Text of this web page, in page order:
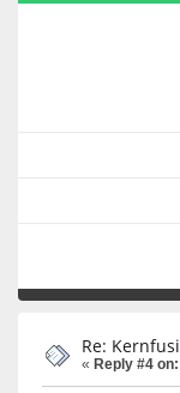
Re:
« Reply #4 on: